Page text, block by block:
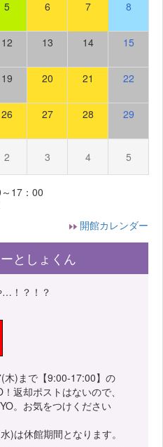
5 6 7 8
12 13 14 15
19 20 21 22
26 27 28 29
2 3 4 5
17：00
開館カレンダー
としょくん
…！？！？
木)まで【9:00-17:00】の
返却ポストはないので、
。お気をつけください
)は休館期間となります。